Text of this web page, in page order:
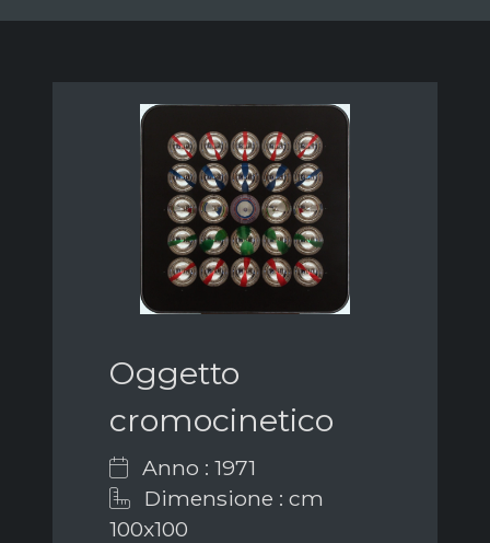
Oggetto
cromocinetico
Anno : 1971
Dimensione : cm
100x100